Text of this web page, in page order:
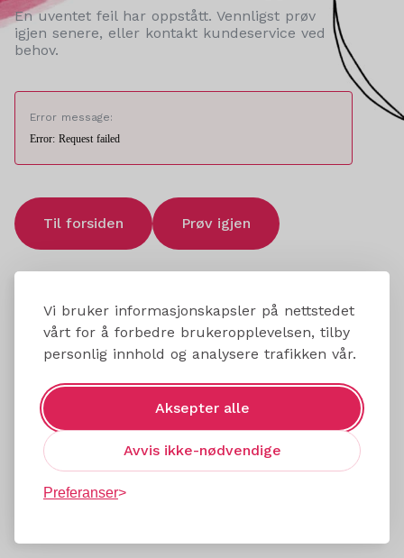
Vi bruker informasjonskapsler på nettstedet
vårt for å forbedre brukeropplevelsen, tilby
personlig innhold og analysere trafikken vår.
Aksepter alle
Avvis ikke-nødvendige
Preferanser
En uventet feil har oppstått. Vennligst prøv
igjen senere, eller kontakt kundeservice ved
behov.
Error message:
Error: Request failed
Til forsiden Prøv igjen